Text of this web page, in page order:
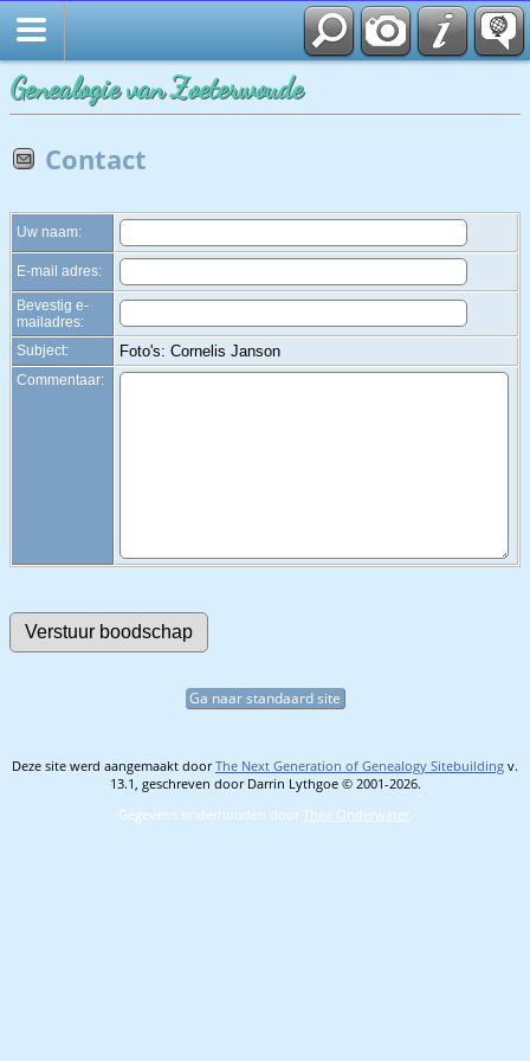
Genealogie van Zoeterwoude
Contact
Uw naam:
E-mail adres:
Bevestig e-
mailadres:
Subject:
Foto's: Cornelis Janson
Commentaar:
Ga naar standaard site
Deze site werd aangemaakt doorThe Next Generation of Genealogy Sitebuilding v.
13.1, geschreven door Darrin Lythgoe © 2001-2026.
Gegevens onderhouden door Thea Onderwater.